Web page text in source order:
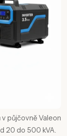
půjčovně Valeon
20 do 500 kVA.